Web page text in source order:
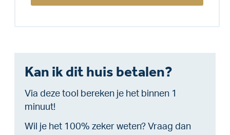
Kan ik dit huis betalen?
Via deze tool bereken je het binnen 1
minuut!
Wil je het 100% zeker weten? Vraag dan